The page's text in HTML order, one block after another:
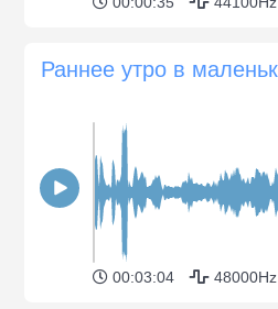
00:03:04 48000Hz